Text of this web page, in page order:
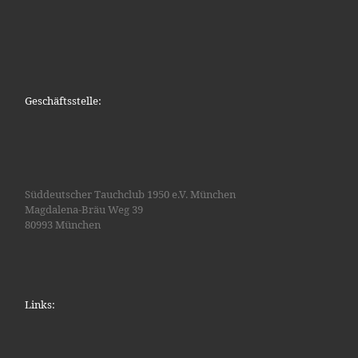
Geschäftsstelle:
Süddeutscher Tauchclub 1950 e.V. München
Magdalena-Bräu Weg 39
80993 München
Links: